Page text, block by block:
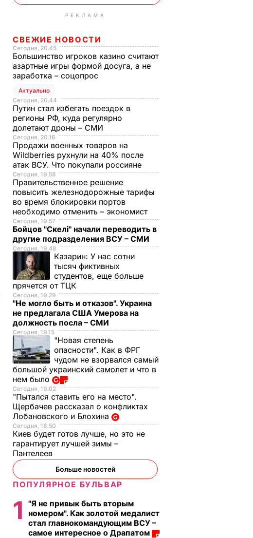
РЕКЛАМА
СВЕЖИЕ НОВОСТИ
Сегодня, 20.45
Большинство игроков казино считают
азартные игры формой досуга, а не
заработка – соцопрос
Актуально
Сегодня, 20.44
Путин стал избегать поездок в
регионы РФ, куда регулярно
долетают дроны – СМИ
Сегодня, 20.16
Продажи военных товаров на
Wildberries рухнули на 40% после
атак ВСУ. Что покупали россияне
Сегодня, 19.58
Правительственное решение
повысить железнодорожные тарифы
во время блокировки портов
необходимо отменить – экономист
Сегодня, 19.57
Бойцов "Скелі" начали переводить в
другие подразделения ВСУ – СМИ
Сегодня, 19.48
Казарин: У нас сотни
тысяч фиктивных
студентов, еще больше
прячется от ТЦК
Сегодня, 19.29
"Не могло быть и отказов". Украина
не предлагала США Умерова на
должность посла – СМИ
Сегодня, 19.15
"Новая степень
опасности". Как в ФРГ
чудом не взорвался самый
большой украинский самолет и что в
нем было
Сегодня, 19.02
"Пытался ставить его на место".
Щербачев рассказал о конфликтах
Лобановского и Блохина
Сегодня, 18.50
Киев будет готов лучше, но это не
гарантирует лучшей зимы –
Пантелеев
Больше новостей
ПОПУЛЯРНОЕ БУЛЬВАР
1
"Я не привык быть вторым
номером". Как золотой медалист
стал главнокомандующим ВСУ –
самое интересное о Драпатом